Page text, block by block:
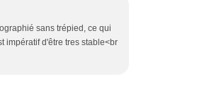
sans trépied, ce qui
impératif d'être tres stable<br